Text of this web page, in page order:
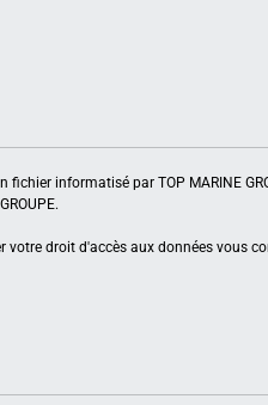
informatisé par TOP MARINE
droit d'accès aux données vous